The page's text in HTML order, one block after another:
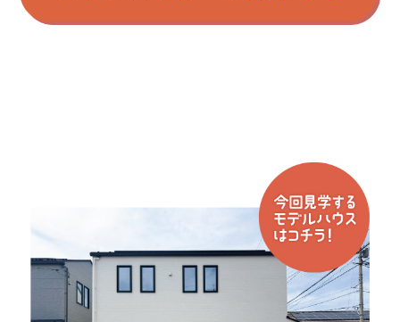
トコスホーム
■問２.アート建工グループへのご来場は初めてです
いいえ
■問３.山陰ライフへのお問い合わせのきっかけは何ですか? （複